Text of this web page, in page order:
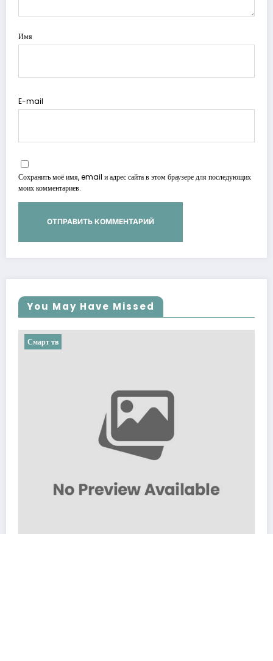
Имя
E-mail
Сохранить моё имя, email и адрес сайта в этом браузере для последующих
моих комментариев.
You May Have Missed
Смарт тв